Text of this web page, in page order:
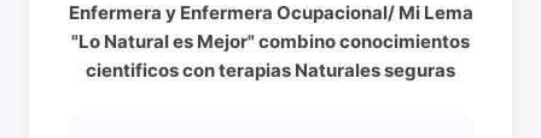
Enfermera y Enfermera Ocupacional/ Mi Lema
"Lo Natural es Mejor" combino conocimientos
cientificos con terapias Naturales seguras